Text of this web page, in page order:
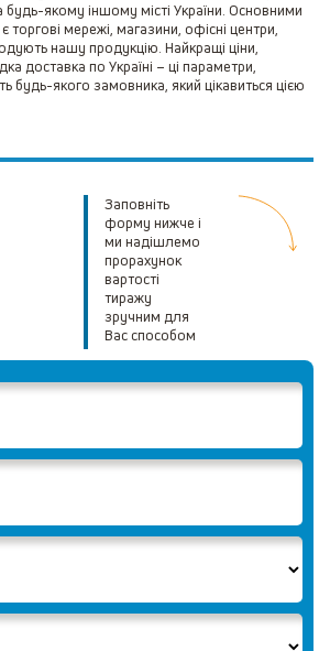
будь-якому іншому місті України. Основними
мережі, магазини, офісні центри,
нашу продукцію. Найкращі ціни,
доставка по Україні – ці параметри,
будь-якого замовника, який цікавиться цією
Заповніть
форму нижче і
ми надішлемо
прорахунок
вартості
тиражу
зручним для
Вас способом